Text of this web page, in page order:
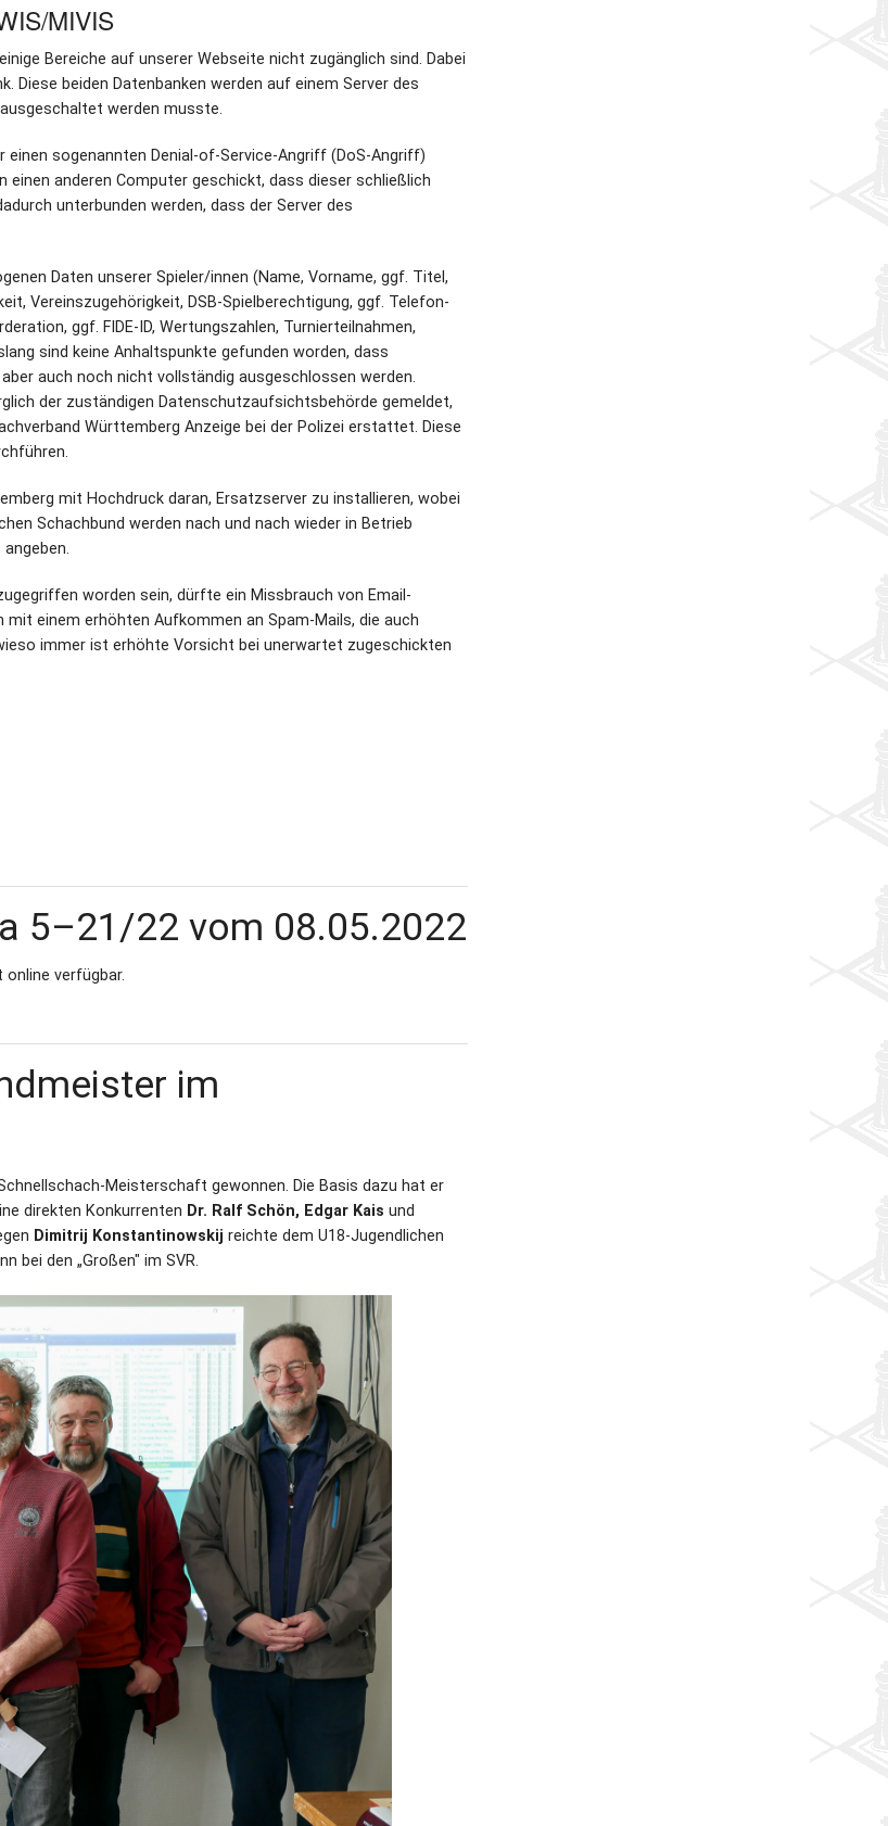
MIVIS
Bereiche auf unserer Webseite nicht zugänglich sind. Dabei
Diese beiden Datenbanken werden auf einem Server des
werden musste.
sogenannten Denial-of-Service-Angriff (DoS-Angriff)
anderen Computer geschickt, dass dieser schließlich
unterbunden werden, dass der Server des
Daten unserer Spieler/innen (Name, Vorname, ggf. Titel,
Vereinszugehörigkeit, DSB-Spielberechtigung, ggf. Telefon-
ggf. FIDE-ID, Wertungszahlen, Turnierteilnahmen,
sind keine Anhaltspunkte gefunden worden, dass
auch noch nicht vollständig ausgeschlossen werden.
der zuständigen Datenschutzaufsichtsbehörde gemeldet,
Württemberg Anzeige bei der Polizei erstattet. Diese
mit Hochdruck daran, Ersatzserver zu installieren, wobei
Schachbund werden nach und nach wieder in Betrieb
worden sein, dürfte ein Missbrauch von Email-
einem erhöhten Aufkommen an Spam-Mails, die auch
immer ist erhöhte Vorsicht bei unerwartet zugeschickten
5–21/22 vom 08.05.2022
online verfügbar.
im
Meis­terschaft ge­won­nen. Die Basis dazu hat er
direkten Konkurrenten Dr. Ralf Schön, Edgar Kais und
Dimitrij Konstantinowskij reichte dem U18-Jugendlichen
bei den „Großen" im SVR.